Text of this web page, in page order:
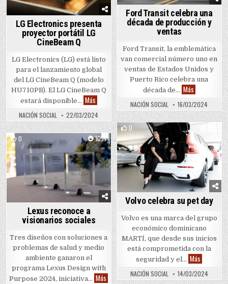
LG Electronics presenta
proyector portátil LG
CineBeam Q
LG Electronics (LG) está listo
para el lanzamiento global
del LG CineBeam Q (modelo
HU710PB). El LG CineBeam Q
estará disponible… MásLG Electronics presenta proyector portátil LG
NACIÓN SOCIAL 22/03/2024
Ford Transit celebra una
década de producción y
ventas
Ford Transit, la emblemática
van comercial número uno en
ventas de Estados Unidos y
Puerto Rico celebra una
década de… MásFord Transit
NACIÓN SOCIAL 16/03/2024
0
Posted in
Volvo celebra su pet day
Volvo es una marca del grupo
económico dominicano
MARTÍ, que desde sus inicios
está comprometida con la
seguridad y el… Más Volvo
NACIÓN SOCIAL 14/03/2024
0 1057
Posted in
Lexus reconoce a
visionarios sociales
Tres diseños con soluciones a
problemas de salud y medio
ambiente ganaron el
programa Lexus Design with
Purpose 2024, iniciativa… Más Lexus reconoce a visionarios sociales